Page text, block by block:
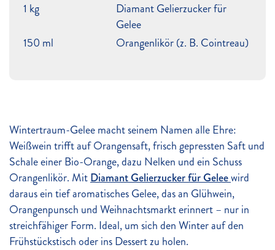
Wintertraum-Gelee macht seinem Namen alle Ehre:
Weißwein trifft auf Orangensaft, frisch gepressten Saft und
Schale einer Bio-Orange, dazu Nelken und ein Schuss
Orangenlikör. MitDiamant Gelierzucker für Geleewird
daraus ein tief aromatisches Gelee, das an Glühwein,
Orangenpunsch und Weihnachtsmarkt erinnert – nur in
streichfähiger Form. Ideal, um sich den Winter auf den
Frühstückstisch oder ins Dessert zu holen.
1 kg
Diamant Gelierzucker für
Gelee
150 ml
Orangenlikör (z. B. Cointreau)